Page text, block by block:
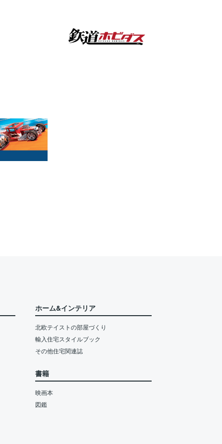
ホーム&インテリア
北欧テイストの部屋づくり
輸入住宅スタイルブック
その他住宅関連誌
書籍
映画本
図鑑